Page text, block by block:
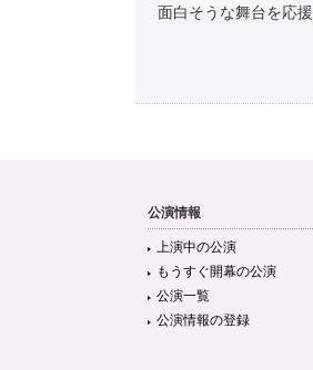
面白そうな舞台を応
公演情報
上演中の公演
もうすぐ開幕の公演
公演一覧
公演情報の登録